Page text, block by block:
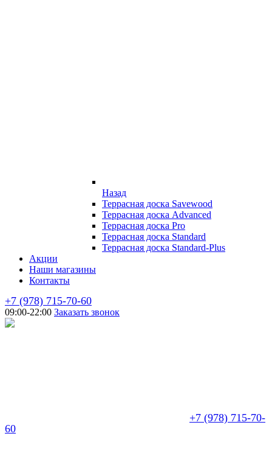
Назад
Террасная доска Savewood
Террасная доска Advanced
Террасная доска Pro
Террасная доска Standard
Террасная доска Standard-Plus
Акции
Наши магазины
Контакты
+7 (978) 715-70-60
09:00-22:00 Заказать звонок
+7 (978) 715-70-
60